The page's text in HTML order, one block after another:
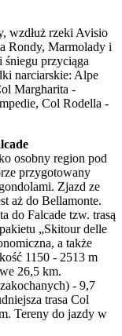
wzdłuż rzeki Avisio
Rondy, Marmolady i
śniegu przyciąga
narciarskie: Alpe
Margharita -
Col Rodella -
osobny region pod
przygotowany
Zjazd ze
aż do Bellamonte.
do Falcade tzw. trasą
„Skitour delle
a także
1150 - 2513 m
26,5 km.
- 9,7
trasa Col
Tereny do jazdy w